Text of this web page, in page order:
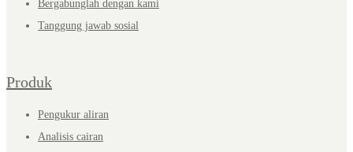
Bergabunglah dengan kami
Tanggung jawab sosial
Produk
Pengukur aliran
Analisis cairan